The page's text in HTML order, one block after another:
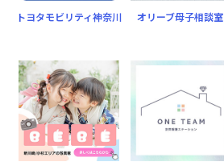
トヨタモビリティ神奈川 オリーブ母子相談室